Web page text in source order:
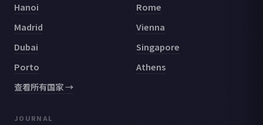
Hanoi
Rome
Madrid
Vienna
Dubai
Singapore
Porto
Athens
查看所有国家 →
JOURNAL